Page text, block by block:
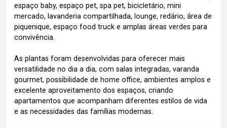
espaço baby, espaço pet, spa pet, bicicletário, mini
mercado, lavanderia compartilhada, lounge, redário, área de
piquenique, espaço food truck e amplas áreas verdes para
convivência.
As plantas foram desenvolvidas para oferecer mais
versatilidade no dia a dia, com salas integradas, varanda
gourmet, possibilidade de home office, ambientes amplos e
excelente aproveitamento dos espaços, criando
apartamentos que acompanham diferentes estilos de vida
e as necessidades das famílias modernas.